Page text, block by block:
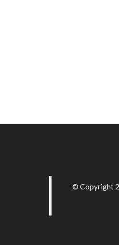
© Copyright